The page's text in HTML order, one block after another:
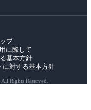
ン
プ
に際して
基本方針
に対する基本方針
Rights Reserved.